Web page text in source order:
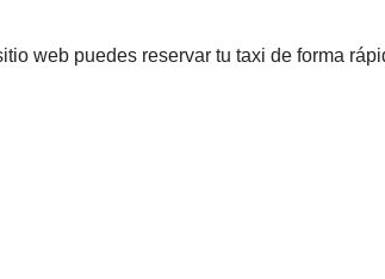
web puedes reservar tu taxi de forma